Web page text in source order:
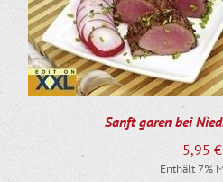
Sanft garen bei
5,95 €
Enthält 7%